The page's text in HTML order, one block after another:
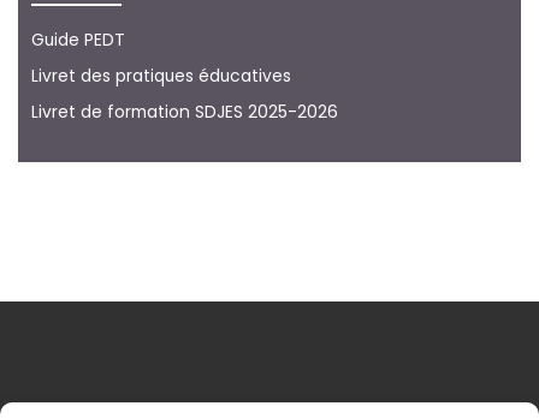
Guide PEDT
Livret des pratiques éducatives
Livret de formation SDJES 2025-2026